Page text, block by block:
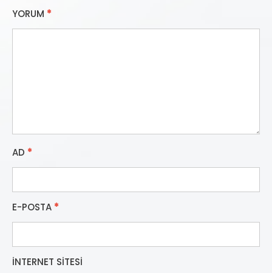
YORUM *
AD *
E-POSTA *
İNTERNET SITESI